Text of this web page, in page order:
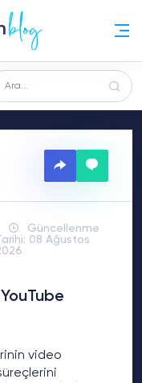
Güncellenme
Tarihi: 08 Ağustos
video